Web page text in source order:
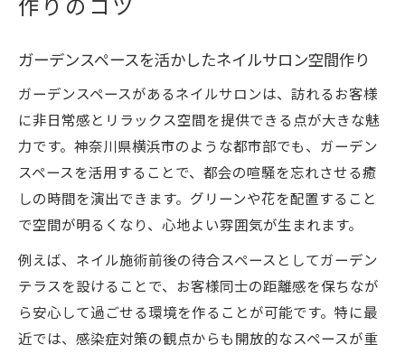
作りのコツ
ガーデンスペースを活かしたネイルサロン空間作り
ガーデンスペースがあるネイルサロンは、訪れるお客様
に非日常感とリラックス空間を提供できる点が大きな魅
力です。神奈川県横浜市のような都市部でも、ガーデン
スペースを活用することで、都会の喧騒を忘れさせる癒
しの時間を演出できます。グリーンや花を配置すること
で空間が明るくなり、心地よい雰囲気が生まれます。
例えば、ネイル施術前後の待合スペースとしてガーデン
テラスを設けることで、お客様同士の距離感を保ちなが
ら安心して過ごせる環境を作ることが可能です。特に最
近では、感染症対策の観点からも開放的なスペースが重